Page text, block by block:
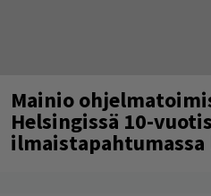
Mainio
Helsingissä 10-